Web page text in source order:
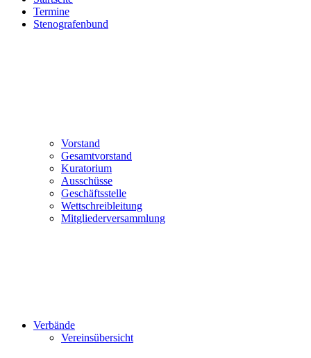
Termine
Stenografenbund
Vorstand
Gesamtvorstand
Kuratorium
Ausschüsse
Geschäftsstelle
Wettschreibleitung
Mitgliederversammlung
Verbände
Vereinsübersicht